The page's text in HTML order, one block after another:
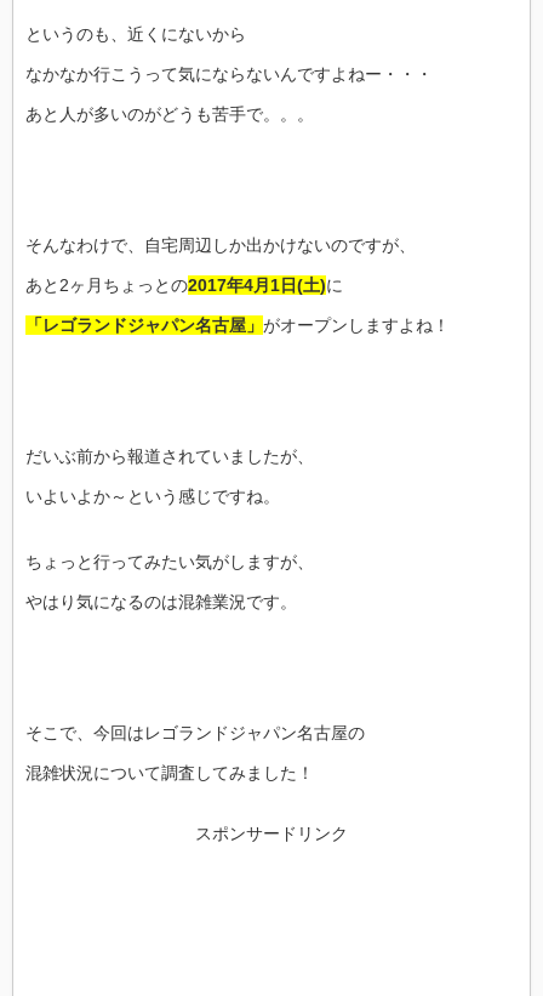
というのも、近くにないから
なかなか行こうって気にならないんですよねー・・・
あと人が多いのがどうも苦手で。。。
そんなわけで、自宅周辺しか出かけないのですが、
あと2ヶ月ちょっとの2017年4月1日(土)に
「レゴランドジャパン名古屋」 がオープンしますよね！
だいぶ前から報道されていましたが、
いよいよか～という感じですね。
ちょっと行ってみたい気がしますが、
やはり気になるのは混雑業況です。
そこで、今回はレゴランドジャパン名古屋の
混雑状況について調査してみました！
スポンサードリンク